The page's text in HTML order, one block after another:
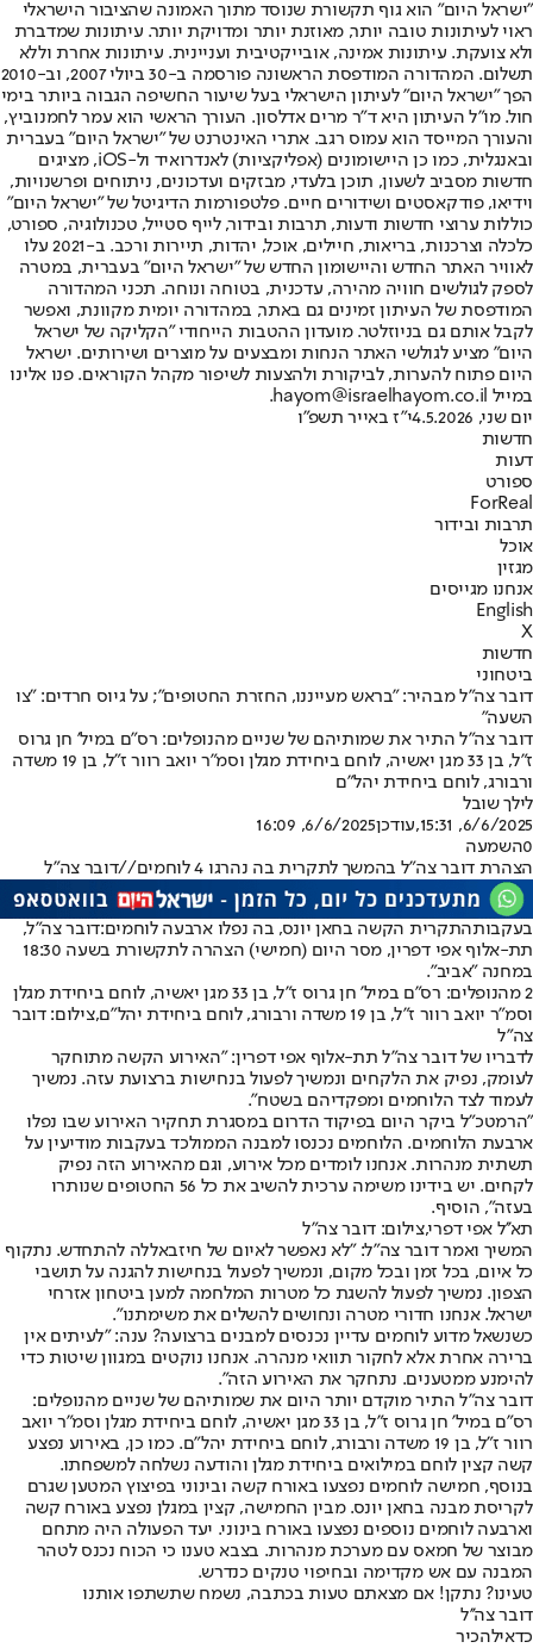
"ישראל היום" הוא גוף תקשורת שנוסד מתוך האמונה שהציבור הישראלי
ראוי לעיתונות טובה יותר, מאוזנת יותר ומדויקת יותר. עיתונות שמדברת
ולא צועקת. עיתונות אמינה, אובייקטיבית ועניינית. עיתונות אחרת וללא
תשלום. המהדורה המודפסת הראשונה פורסמה ב-30 ביולי 2007, וב-2010
הפך "ישראל היום" לעיתון הישראלי בעל שיעור החשיפה הגבוה ביותר בימי
חול. מו"ל העיתון היא ד"ר מרים אדלסון. העורך הראשי הוא עמר לחמנוביץ,
והעורך המייסד הוא עמוס רגב. אתרי האינטרנט של "ישראל היום" בעברית
ובאנגלית, כמו כן היישומונים (אפליקציות) לאנדרואיד ול-iOS, מציגים
חדשות מסביב לשעון, תוכן בלעדי, מבזקים ועדכונים, ניתוחים ופרשנויות,
וידיאו, פודקאסטים ושידורים חיים. פלטפורמות הדיגיטל של "ישראל היום"
כוללות ערוצי חדשות ודעות, תרבות ובידור, לייף סטייל, טכנולוגיה, ספורט,
כלכלה וצרכנות, בריאות, חיילים, אוכל, יהדות, תיירות ורכב. ב-2021 עלו
לאוויר האתר החדש והיישומון החדש של "ישראל היום" בעברית, במטרה
לספק לגולשים חוויה מהירה, עדכנית, בטוחה ונוחה. תכני המהדורה
המודפסת של העיתון זמינים גם באתר, במהדורה יומית מקוונת, ואפשר
לקבל אותם גם בניוזלטר. מועדון ההטבות הייחודי "הקליקה של ישראל
היום" מציע לגולשי האתר הנחות ומבצעים על מוצרים ושירותים. ישראל
היום פתוח להערות, לביקורת ולהצעות לשיפור מקהל הקוראים. פנו אלינו
במייל hayom@israelhayom.co.il.
יום שני, 4.5.2026
י"ז באייר תשפ"ו
חדשות
דעות
ספורט
ForReal
תרבות ובידור
אוכל
מגזין
אנחנו מגייסים
English
X
חדשות
ביטחוני
דובר צה"ל מבהיר: "בראש מעייננו, החזרת החטופים"; על גיוס חרדים: "צו
השעה"
דובר צה"ל התיר את שמותיהם של שניים מהנופלים: רס"ם במיל' חן גרוס
ז"ל, בן 33 מגן יאשיה, לוחם ביחידת מגלן וסמ"ר יואב רוור ז"ל, בן 19 משדה
ורבורג, לוחם ביחידת יהל"ם
לילך שובל
6/6/2025, 15:31
,עודכן6/6/2025, 16:09
0השמעה
הצהרת דובר צה"ל בהמשך לתקרית בה נהרגו 4 לוחמים//דובר צה"ל
בעקבותהתקרית הקשה בחאן יונס, בה נפלו ארבעה לוחמים:דובר צה״ל,
תת-אלוף אפי דפרין, מסר היום (חמישי) הצהרה לתקשורת בשעה 18:30
במחנה ״אביב״.
2 מהנופלים: רס"ם במיל' חן גרוס ז"ל, בן 33 מגן יאשיה, לוחם ביחידת מגלן
וסמ"ר יואב רוור ז"ל, בן 19 משדה ורבורג, לוחם ביחידת יהל"ם,צילום: דובר
צה"ל
לדבריו של דובר צה"ל תת-אלוף אפי דפרין: "האירוע הקשה מתוחקר
לעומק, נפיק את הלקחים ונמשיך לפעול בנחישות ברצועת עזה. נמשיך
לעמוד לצד הלוחמים ומפקדיהם בשטח".
"הרמטכ"ל ביקר היום בפיקוד הדרום במסגרת תחקיר האירוע שבו נפלו
ארבעת הלוחמים. הלוחמים נכנסו למבנה הממולכד בעקבות מודיעין על
תשתית מנהרות. אנחנו לומדים מכל אירוע, וגם מהאירוע הזה נפיק
לקחים. יש בידינו משימה ערכית להשיב את כל 56 החטופים שנותרו
בעזה", הוסיף.
תא''ל אפי דפרי,צילום: דובר צה"ל
המשיך ואמר דובר צה"ל: "לא נאפשר לאיום של חיזבאללה להתחדש. נתקוף
כל איום, בכל זמן ובכל מקום, ונמשיך לפעול בנחישות להגנה על תושבי
הצפון. נמשיך לפעול להשגת כל מטרות המלחמה למען ביטחון אזרחי
ישראל. אנחנו חדורי מטרה ונחושים להשלים את משימתנו".
כשנשאל מדוע לוחמים עדיין נכנסים למבנים ברצועה? ענה: ״לעיתים אין
ברירה אחרת אלא לחקור תוואי מנהרה. אנחנו נוקטים במגוון שיטות כדי
להימנע ממטענים. נתחקר את האירוע הזה״.
דובר צה"ל התיר מוקדם יותר היום את שמותיהם של שניים מהנופלים:
רס"ם במיל' חן גרוס ז"ל, בן 33 מגן יאשיה, לוחם ביחידת מגלן וסמ"ר יואב
רוור ז"ל, בן 19 משדה ורבורג, לוחם ביחידת יהל"ם. כמו כן, באירוע נפצע
קשה קצין לוחם במילואים ביחידת מגלן והודעה נשלחה למשפחתו.
בנוסף, חמישה לוחמים נפצעו באורח קשה ובינוני בפיצוץ המטען שגרם
לקריסת מבנה בחאן יונס. מבין החמישה, קצין במגלן נפצע באורח קשה
וארבעה לוחמים נוספים נפצעו באורח בינוני. יעד הפעולה היה מתחם
מבוצר של חמאס עם מערכת מנהרות. בצבא טענו כי הכוח נכנס לטהר
המבנה עם אש מקדימה ובחיפוי טנקים כנדרש.
טעינו? נתקן! אם מצאתם טעות בכתבה, נשמח שתשתפו אותנו
דובר צה''ל
כדאילהכיר